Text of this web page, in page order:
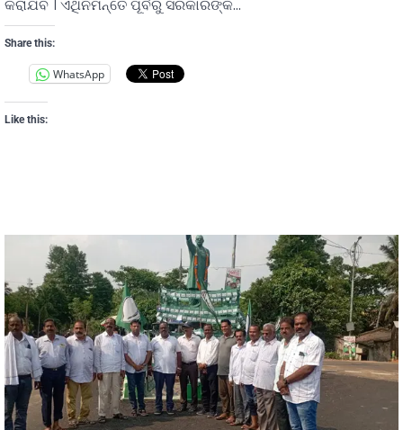
କରାଯିବ । ଏଥିନିମନ୍ତେ ପୂର୍ବରୁ ସରକାରଙ୍କ…
Share this:
WhatsApp
Like this: